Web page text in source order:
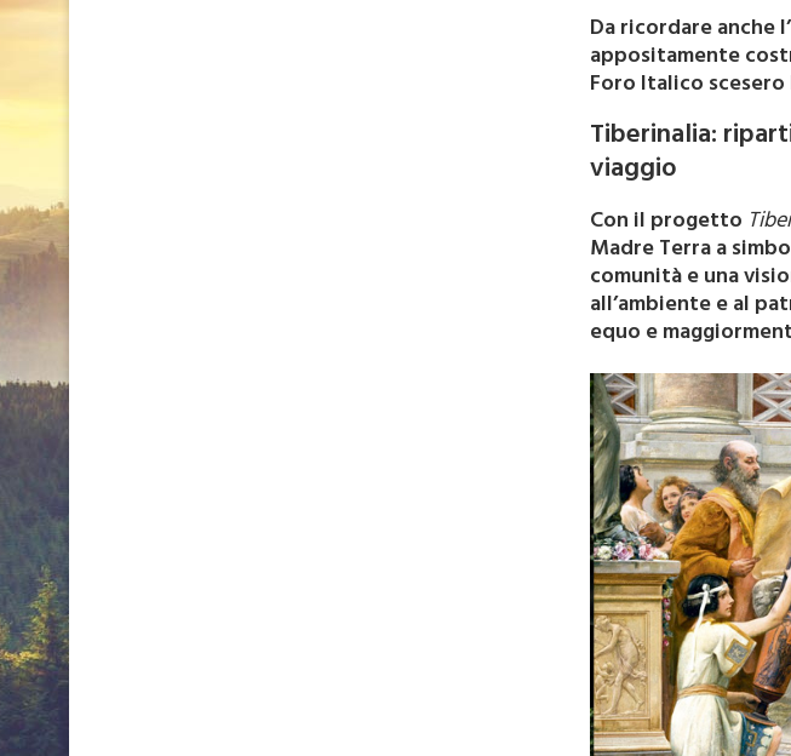
Da ricordare anche
appositamente
Foro Italico
Tiberinalia:
viaggio
Con il progetto
Madre Terra a
comunità e una
all’ambiente e al
equo e